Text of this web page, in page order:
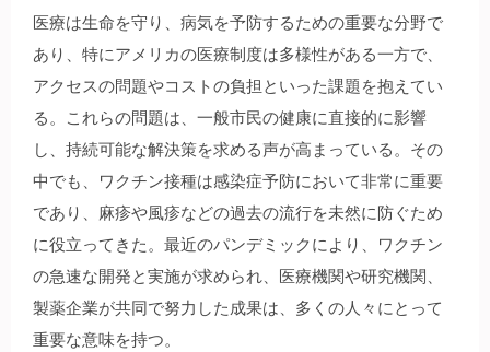
医療は生命を守り、病気を予防するための重要な分野で
あり、特にアメリカの医療制度は多様性がある一方で、
アクセスの問題やコストの負担といった課題を抱えてい
る。これらの問題は、一般市民の健康に直接的に影響
し、持続可能な解決策を求める声が高まっている。その
中でも、ワクチン接種は感染症予防において非常に重要
であり、麻疹や風疹などの過去の流行を未然に防ぐため
に役立ってきた。最近のパンデミックにより、ワクチン
の急速な開発と実施が求められ、医療機関や研究機関、
製薬企業が共同で努力した成果は、多くの人々にとって
重要な意味を持つ。